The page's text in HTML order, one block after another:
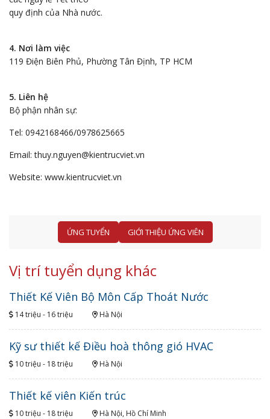
quy định của Nhà nước.
4. Nơi làm việc
119 Điện Biên Phủ, Phường Tân Định, TP HCM
5. Liên hệ
Bộ phận nhân sự:
Tel: 0942168466/0978625665
Email: thuy.nguyen@kientrucviet.vn
Website: www.kientrucviet.vn
ỨNG TUYỂN GIỚI THIỆU ỨNG VIÊN
Vị trí tuyển dụng khác
Thiết Kế Viên Bộ Môn Cấp Thoát Nước
14 triệu - 16 triệu Hà Nội
Kỹ sư thiết kế Điều hoà thông gió HVAC
10 triệu - 18 triệu Hà Nội
Thiết kế viên Kiến trúc
10 triệu - 18 triệu Hà Nội, Hồ Chí Minh